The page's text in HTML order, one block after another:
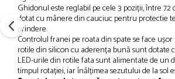
Ghidonul este reglabil pe cele 3 poziții, între 72
dotat cu mânere din cauciuc pentru protectie
prindere.
Controlul franei pe roata din spate se face
rotile din silicon cu aderența bună sunt dotate
LED-urile din rotile fata sunt alimentate de un
timpul rotației, iar înălțimea sezutului de la sol